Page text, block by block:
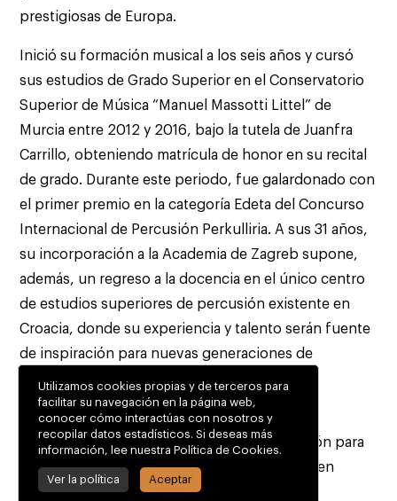
Utilizamos cookies propias y de terceros para
facilitar su navegación en la página web,
conocer cómo interactúas con nosotros y
recopilar datos estadísticos. Si deseas más
información, lee nuestra Política de Cookies.
Ver la política Aceptar
prestigiosas de Europa.
Inició su formación musical a los seis años y cursó
sus estudios de Grado Superior en el Conservatorio
Superior de Música “Manuel Massotti Littel” de
Murcia entre 2012 y 2016, bajo la tutela de Juanfra
Carrillo, obteniendo matrícula de honor en su recital
de grado. Durante este periodo, fue galardonado con
el primer premio en la categoría Edeta del Concurso
Internacional de Percusión Perkulliria. A sus 31 años,
su incorporación a la Academia de Zagreb supone,
además, un regreso a la docencia en el único centro
de estudios superiores de percusión existente en
Croacia, donde su experiencia y talento serán fuente
de inspiración para nuevas generaciones de
intérpretes.
Estos dos importantes reconocimientos
internacionales suponen una gran satisfacción para
todo el equipo docente del Conservatorio y, en
especial, para el aula de percusión, que ve